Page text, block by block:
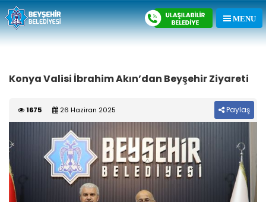
Konya Valisi İbrahim Akın’dan Beyşehir Ziyareti
1675 26 Haziran 2025 Paylaş